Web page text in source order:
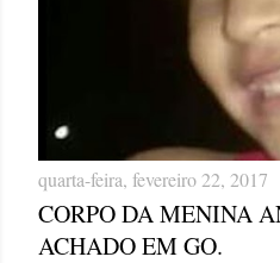
quarta-feira, fevereiro 22, 2017
CORPO DA MENINA
ACHADO EM GO.